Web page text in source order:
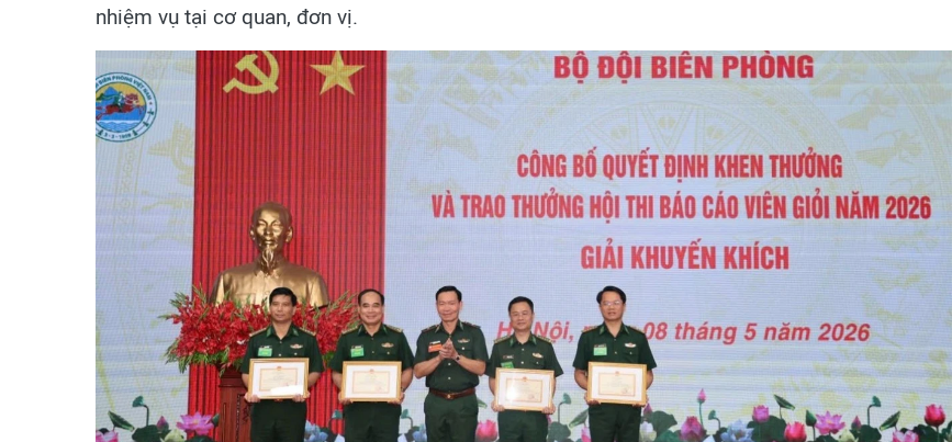
nhiệm vụ tại cơ quan, đơn vị.